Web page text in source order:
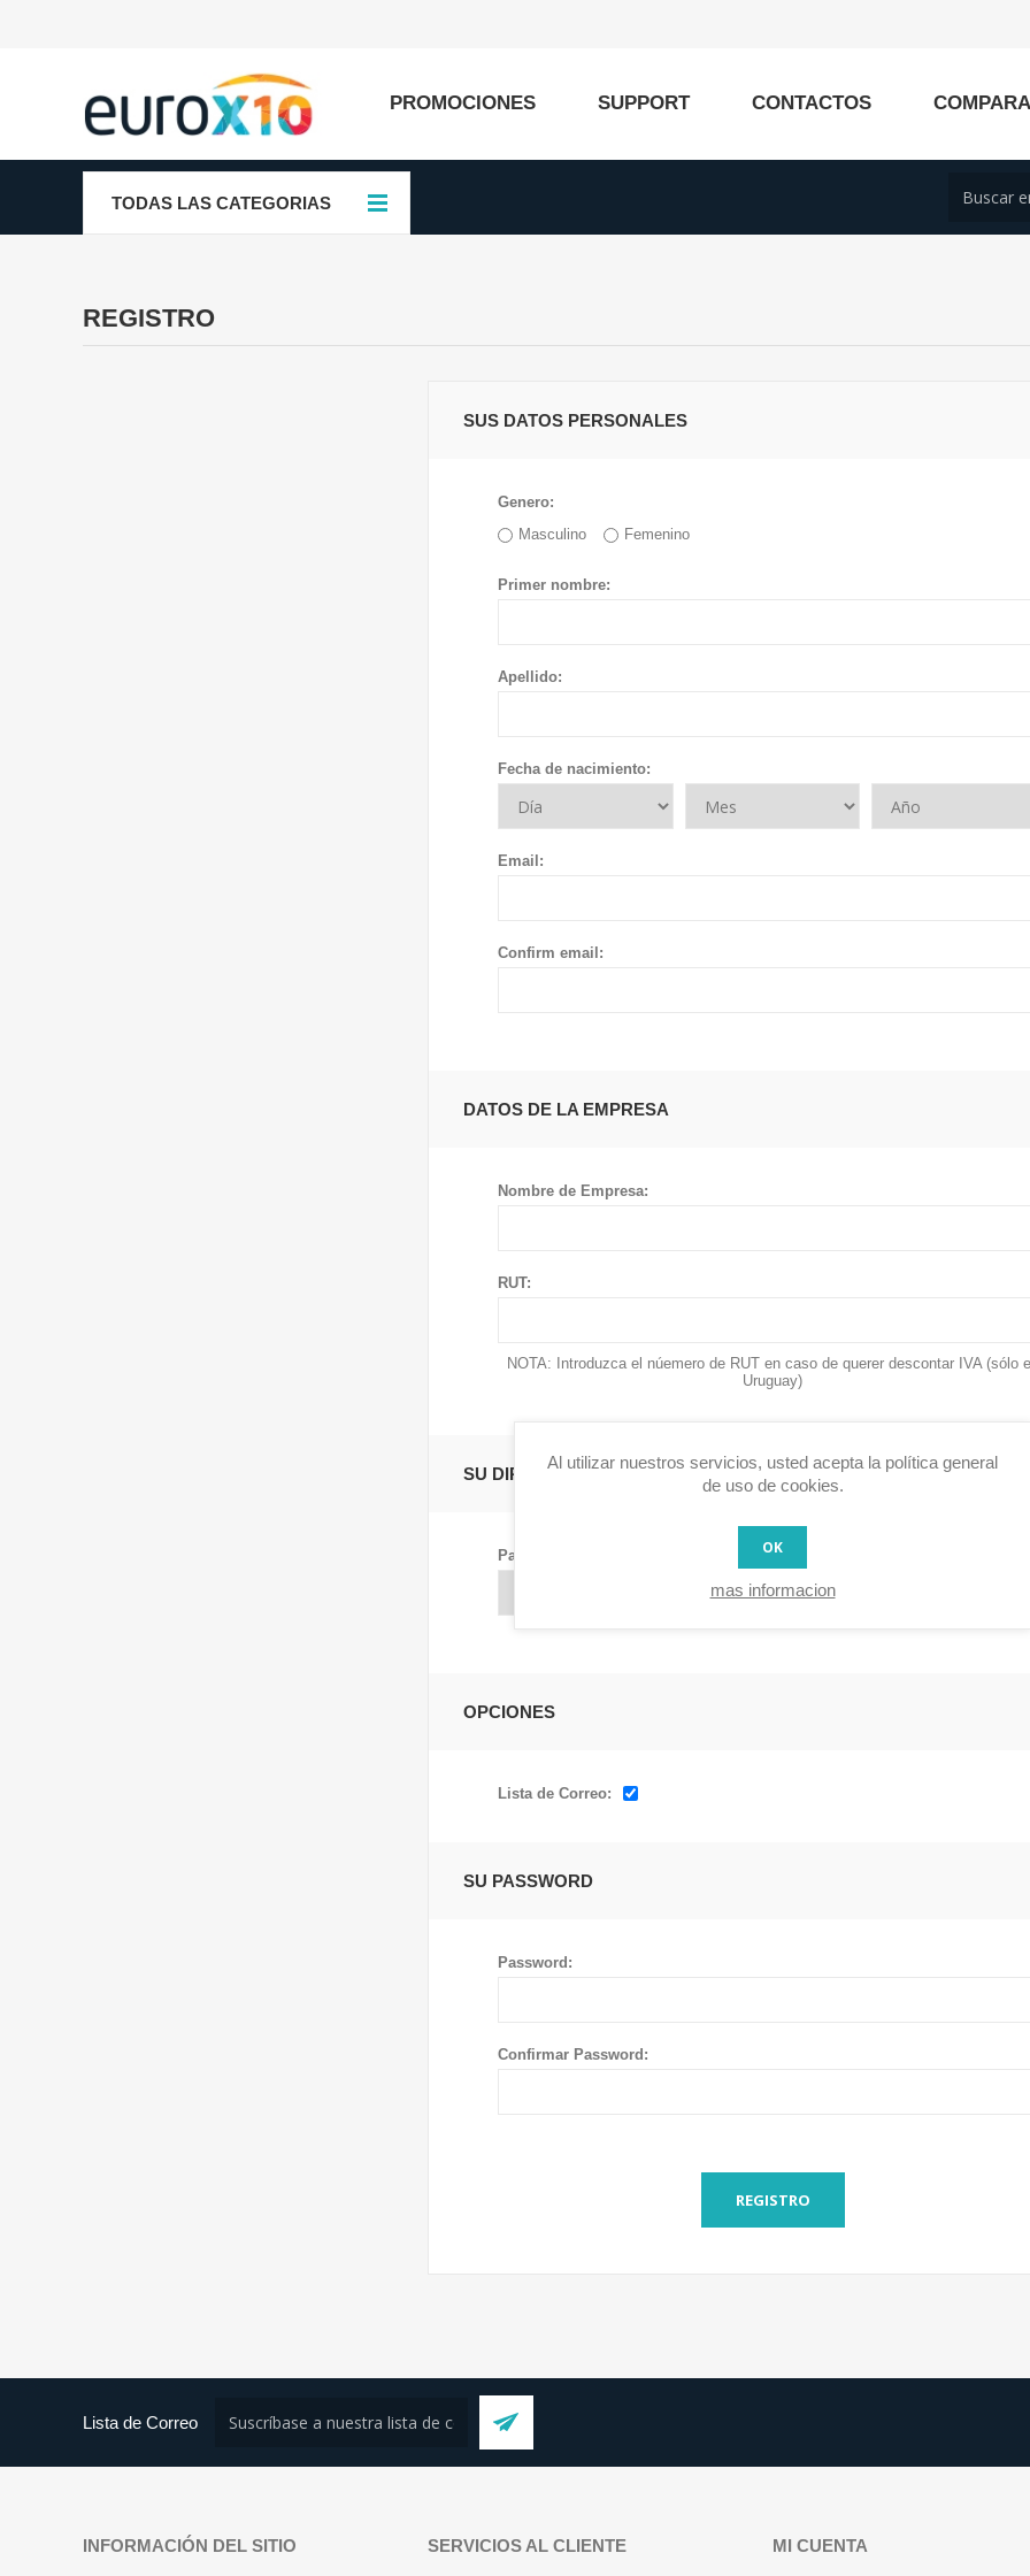
PROMOCIONES SUPPORT CONTACTOS
TODAS LAS CATEGORIAS
REGISTRO
SUS DATOS PERSONALES
Genero:
Masculino
Femenino
Primer nombre:
Apellido:
Fecha de nacimiento:
Email:
Confirm email:
DATOS DE LA EMPRESA
Nombre de Empresa:
RUT:
NOTA: Introduzca el núemero de RUT en caso de querer descontar IVA (sólo
Uruguay)
SU DIRECCION
Pais:
OPCIONES
Lista de Correo:
SU PASSWORD
Password:
Confirmar Password:
REGISTRO
Lista de Correo
INFORMACIÓN DEL SITIO SERVICIOS AL CLIENTE MI CUENTA
Al utilizar nuestros servicios, usted acepta la política general
de uso de cookies.
OK
mas informacion